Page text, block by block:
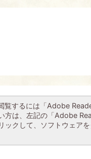
覧するには「Adobe
方は、左記の「Adobe
ックして、ソフトウェア